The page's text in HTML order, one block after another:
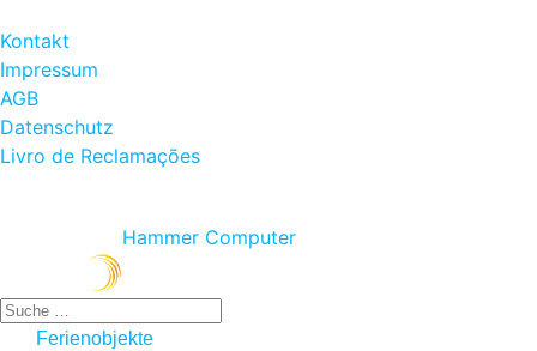
Kontakt
Impressum
AGB
Datenschutz
Livro de Reclamações
Hammer Computer
Suchen
Ferienobjekte